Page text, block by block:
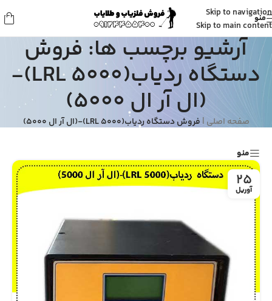
Skip to navigation
Skip to main content
منو
آرشیو برچسب ها: فروش
دستگاه ردیاب(LRL 5000)-
(ال آر ال 5000)
صفحه اصلی | فروش دستگاه ردیاب(LRL 5000)-(ال آر ال 5000)
منو
25
آوریل